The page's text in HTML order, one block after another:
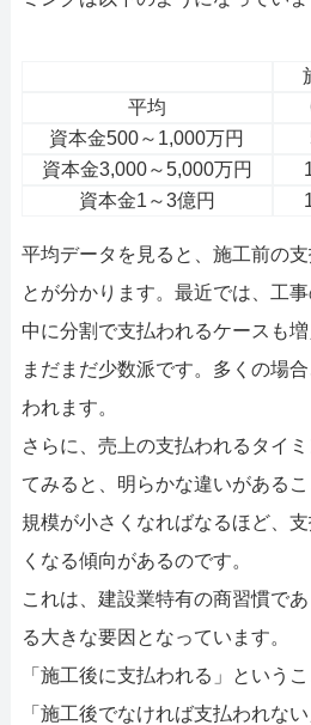
平均
資本金500～1,000万円
資本金3,000～5,000万円
資本金1～3億円
平均データを見ると、施工前の
とが分かります。最近では、工
中に分割で支払われるケースも
まだまだ少数派です。多くの場
われます。
さらに、売上の支払われるタイ
てみると、明らかな違いがある
規模が小さくなればなるほど、
くなる傾向があるのです。
これは、建設業特有の商習慣で
る大きな要因となっています。
「施工後に支払われる」という
「施工後でなければ支払われな